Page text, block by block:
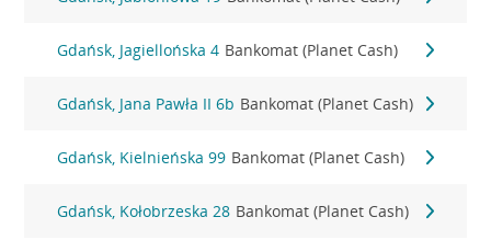
Gdańsk, Jagiellońska 4 Bankomat (Planet Cash)
Gdańsk, Jana Pawła II 6b Bankomat (Planet Cash)
Gdańsk, Kielnieńska 99 Bankomat (Planet Cash)
Gdańsk, Kołobrzeska 28 Bankomat (Planet Cash)